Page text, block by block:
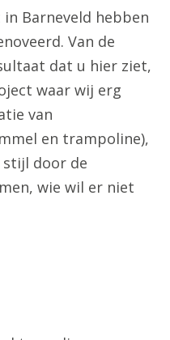
Barneveld hebben
Van de
dat u hier ziet,
waar wij erg
van
en trampoline),
door de
wie wil er niet